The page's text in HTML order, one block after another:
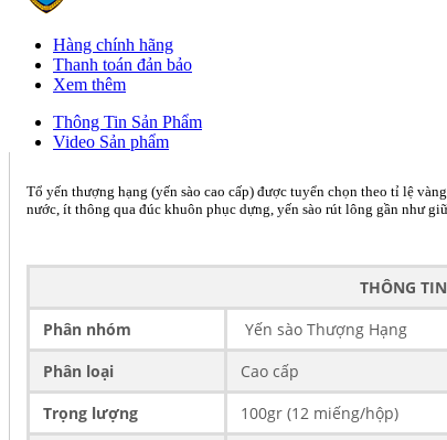
Hàng chính hãng
Thanh toán đản bảo
Xem thêm
Thông Tin Sản Phẩm
Video Sản phẩm
Tổ yến thượng hạng (yến sào cao cấp) được tuyển chọn theo tỉ lệ
nước, ít thông qua đúc khuôn phục dựng, yến sào rút lông gần như
THÔNG
Phân nhóm
Yến sào Thượng Hạng
Phân loại
Cao cấp
Trọng lượng
100gr (12 miếng/hộp)